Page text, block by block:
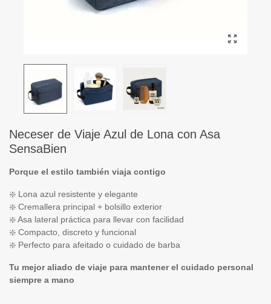
Neceser de Viaje Azul de Lona con Asa
SensaBien
Porque el estilo también viaja contigo
❇️ Lona azul resistente y elegante
❇️ Cremallera principal + bolsillo exterior
❇️ Asa lateral práctica para llevar con facilidad
❇️ Compacto, discreto y funcional
❇️ Perfecto para afeitado o cuidado de barba
Tu mejor aliado de viaje para mantener el cuidado personal
siempre a mano